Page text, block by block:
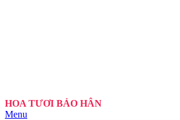
HOA TƯƠI BẢO HÂN
Menu